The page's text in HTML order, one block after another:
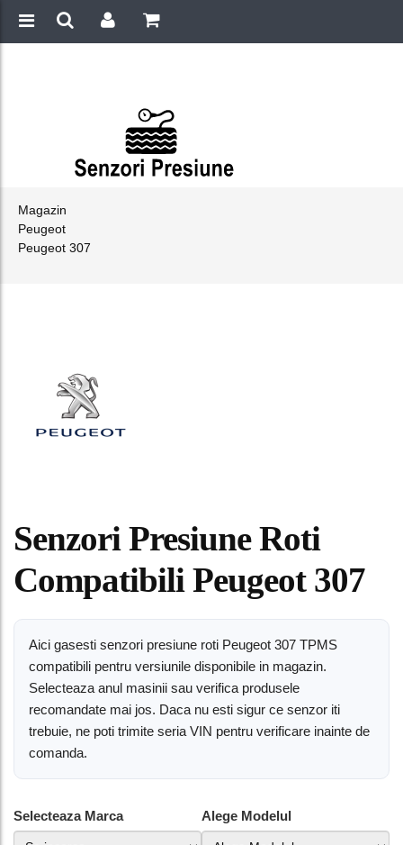
Magazin
Peugeot
Peugeot 307
Senzori Presiune Roti
Compatibili Peugeot 307
Aici gasesti senzori presiune roti Peugeot 307 TPMS
compatibili pentru versiunile disponibile in magazin.
Selecteaza anul masinii sau verifica produsele
recomandate mai jos. Daca nu esti sigur ce senzor iti
trebuie, ne poti trimite seria VIN pentru verificare inainte de
comanda.
Selecteaza Marca Alege Modelul